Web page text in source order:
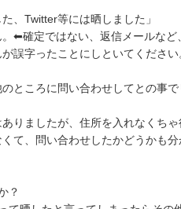
、Twitter等には晒しました」
⬅︎確定ではない、返信メールなど
誤字ったことにしといてください
ところに問い合わせしてとの事
りましたが、住所を入れなくち
て、問い合わせしたかどうかも
？